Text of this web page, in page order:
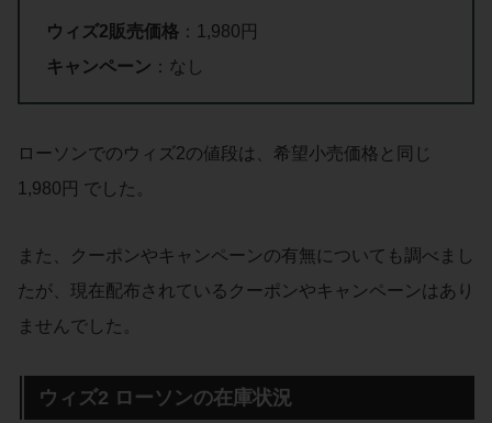
ウィズ2販売価格 ：1,980円
キャンペーン ：なし
ローソンでのウィズ2の値段は、希望小売価格と同じ
1,980円 でした。
また、クーポンやキャンペーンの有無についても調べまし
たが、現在配布されているクーポンやキャンペーンはあり
ませんでした。
ウィズ2 ローソンの在庫状況